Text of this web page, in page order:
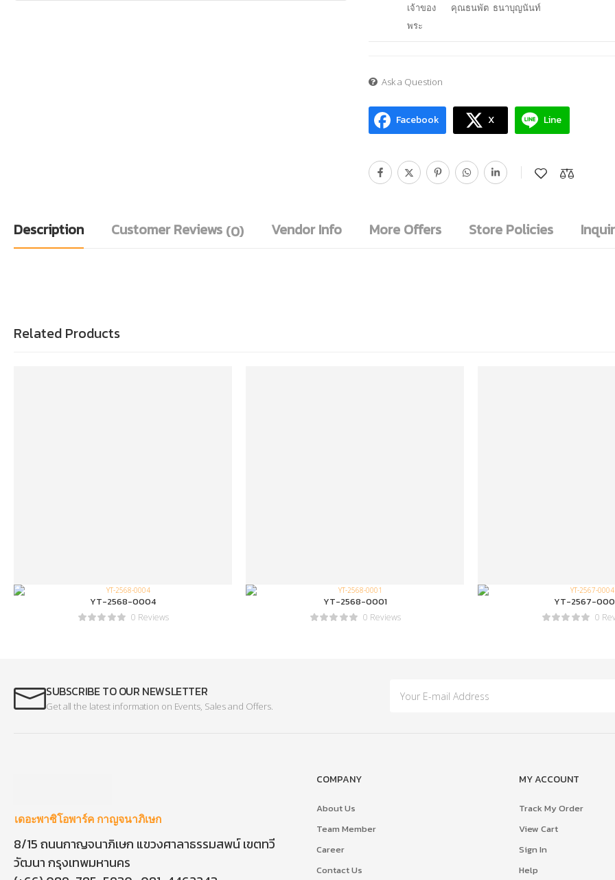
เจ้าของ
พระ
คุณธนพัต ธนาบุญนันท์
Ask a Question
Facebook X Line
Description Customer Reviews (0) Vendor Info More Offers Store Policies
Related Products
YT-2568-0004
0 Reviews
YT-2568-0001
0 Reviews
YT-2567-
0
SUBSCRIBE TO OUR NEWSLETTER
Get all the latest information on Events, Sales and Offers.
เดอะพาซิโอพาร์ค กาญจนาภิเษก
8/15 ถนนกาญจนาภิเษก แขวงศาลาธรรมสพน์ เขตทวี
วัฒนา กรุงเทพมหานคร
COMPANY
About Us
Team Member
Career
Contact Us
MY ACCOUNT
Track My Order
View Cart
Sign In
Help